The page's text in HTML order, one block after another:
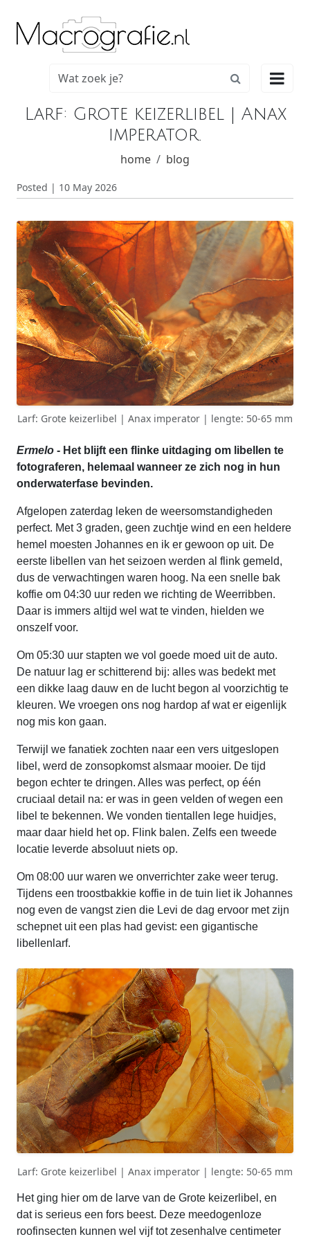

Larf: Grote keizerlibel | Anax
imperator.
home blog
Posted | 10 May 2026
Larf: Grote keizerlibel | Anax imperator | lengte: 50-65 mm
Ermelo - Het blijft een flinke uitdaging om libellen te
fotograferen, helemaal wanneer ze zich nog in hun
onderwaterfase bevinden.
Afgelopen zaterdag leken de weersomstandigheden
perfect. Met 3 graden, geen zuchtje wind en een heldere
hemel moesten Johannes en ik er gewoon op uit. De
eerste libellen van het seizoen werden al flink gemeld,
dus de verwachtingen waren hoog. Na een snelle bak
koffie om 04:30 uur reden we richting de Weerribben.
Daar is immers altijd wel wat te vinden, hielden we
onszelf voor.
Om 05:30 uur stapten we vol goede moed uit de auto.
De natuur lag er schitterend bij: alles was bedekt met
een dikke laag dauw en de lucht begon al voorzichtig te
kleuren. We vroegen ons nog hardop af wat er eigenlijk
nog mis kon gaan.
Terwijl we fanatiek zochten naar een vers uitgeslopen
libel, werd de zonsopkomst alsmaar mooier. De tijd
begon echter te dringen. Alles was perfect, op één
cruciaal detail na: er was in geen velden of wegen een
libel te bekennen. We vonden tientallen lege huidjes,
maar daar hield het op. Flink balen. Zelfs een tweede
locatie leverde absoluut niets op.
Om 08:00 uur waren we onverrichter zake weer terug.
Tijdens een troostbakkie koffie in de tuin liet ik Johannes
nog even de vangst zien die Levi de dag ervoor met zijn
schepnet uit een plas had gevist: een gigantische
libellenlarf.
Larf: Grote keizerlibel | Anax imperator | lengte: 50-65 mm
Het ging hier om de larve van de Grote keizerlibel, en
dat is serieus een fors beest. Deze meedogenloze
roofinsecten kunnen wel vijf tot zesenhalve centimeter